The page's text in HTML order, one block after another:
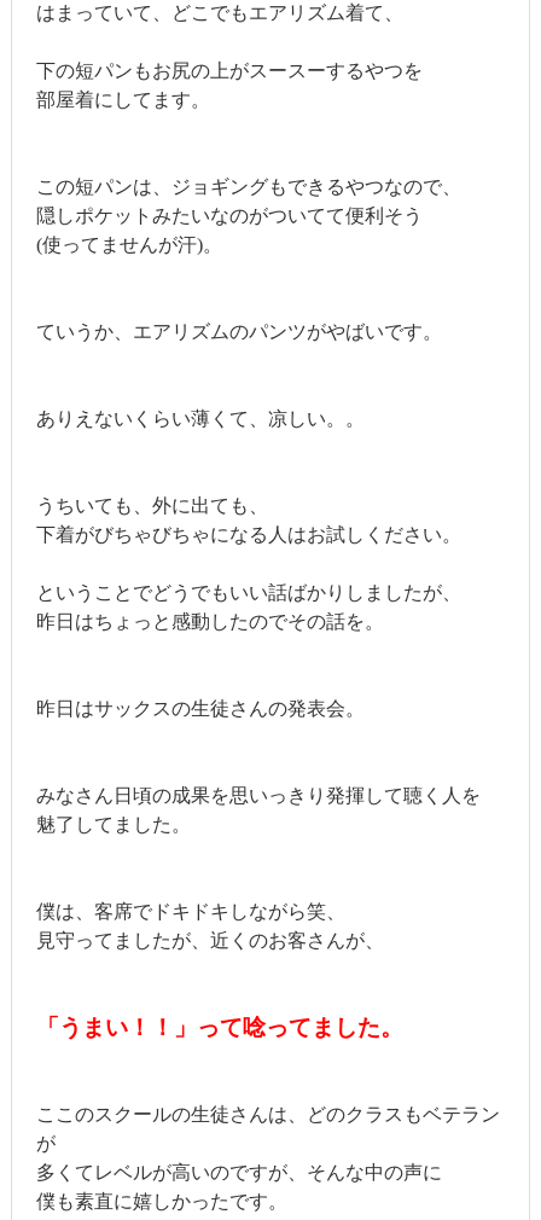
はまっていて、どこでもエアリズム着て、
下の短パンもお尻の上がスースーするやつを
部屋着にしてます。
この短パンは、ジョギングもできるやつなので、
隠しポケットみたいなのがついてて便利そう
(使ってませんが汗)。
ていうか、エアリズムのパンツがやばいです。
ありえないくらい薄くて、凉しい。。
うちいても、外に出ても、
下着がびちゃびちゃになる人はお試しください。
ということでどうでもいい話ばかりしましたが、
昨日はちょっと感動したのでその話を。
昨日はサックスの生徒さんの発表会。
みなさん日頃の成果を思いっきり発揮して聴く人を
魅了してました。
僕は、客席でドキドキしながら笑、
見守ってましたが、近くのお客さんが、
「うまい！！」って唸ってました。
ここのスクールの生徒さんは、どのクラスもベテラン
が
多くてレベルが高いのですが、そんな中の声に
僕も素直に嬉しかったです。